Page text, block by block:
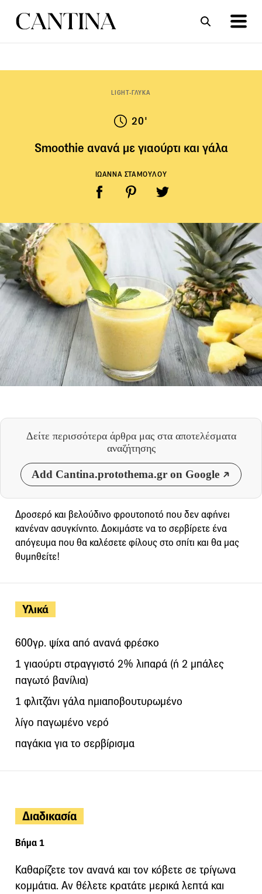
LIGHT-ΓΛΥΚΑ
20'
Smoothie ανανά με γιαούρτι και γάλα
ΙΩΑΝΝΑ ΣΤΑΜΟΥΛΟΥ
Δείτε περισσότερα άρθρα μας στα αποτελέσματα
αναζήτησης
Add Cantina.protothema.gr on Google
Υλικά
600γρ. ψίχα από ανανά φρέσκο
1 γιαούρτι στραγγιστό 2% λιπαρά (ή 2 μπάλες
παγωτό βανίλια)
1 φλιτζάνι γάλα ημιαποβουτυρωμένο
λίγο παγωμένο νερό
παγάκια για το σερβίρισμα
Δροσερό και βελούδινο φρουτοποτό που δεν αφήνει
κανέναν ασυγκίνητο. Δοκιμάστε να το σερβίρετε ένα
απόγευμα που θα καλέσετε φίλους στο σπίτι και θα μας
θυμηθείτε!
Διαδικασία
Βήμα 1
Καθαρίζετε τον ανανά και τον κόβετε σε τρίγωνα
κομμάτια. Αν θέλετε κρατάτε μερικά λεπτά και